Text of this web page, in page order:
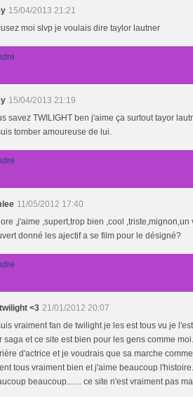
15/04/2013 21:21
moi slvp je voulais dire taylor lautner
15/04/2013 21:19
savez TWILIGHT ben j'aime ça surtout tayor
tomber amoureuse de lui.
11/05/2012 17:40
,j'aime ,supert,trop bien ,cool
donné les ajectif a se film pour le désigné?
<3 21/01/2012 20:07
vraiment fan de twilight je les est tous vu je
saga et ce site est bien pour les gens comme
d'actrice et je voudrais que sa marche
tous vraiment bien et j'aime beaucoup
beaucoup....... ce site n'est vraiment pas